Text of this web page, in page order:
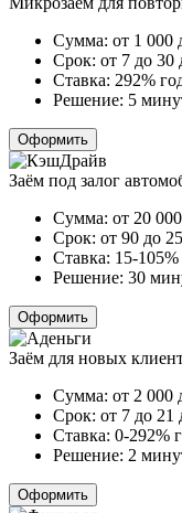
Сумма: от 1 000
Срок: от 7 до 30
Ставка: 292%
Решение: 5
Оформить
Заём под залог
Сумма: от 20
Срок: от 90 до
Ставка: 15-
Решение: 30
Оформить
Заём для новых
Сумма: от 2 000
Срок: от 7 до 21
Ставка: 0-292%
Решение: 2
Оформить